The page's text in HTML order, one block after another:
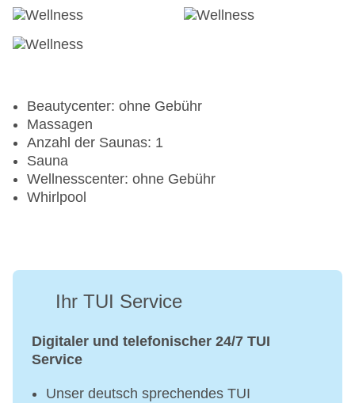
Beautycenter: ohne Gebühr
Massagen
Anzahl der Saunas: 1
Sauna
Wellnesscenter: ohne Gebühr
Whirlpool
Ihr TUI Service
Digitaler und telefonischer 24/7 TUI
Service
Unser deutsch sprechendes TUI